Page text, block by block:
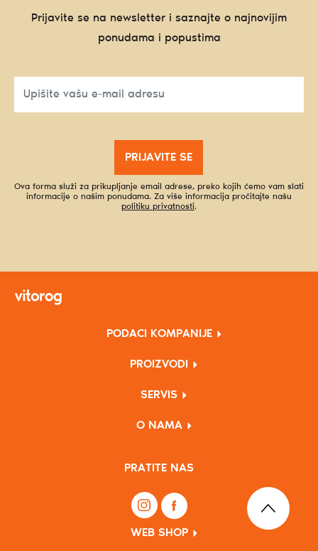
Prijavite se na newsletter i saznajte o najnovijim
ponudama i popustima
PRIJAVITE SE
Ova forma služi za prikupljanje email adrese, preko kojih ćemo vam slati
informacije o našim ponudama. Za više informacija pročitajte našu
politiku privatnosti.
PODACI KOMPANIJE
PROIZVODI
SERVIS
O NAMA
PRATITE NAS
WEB SHOP